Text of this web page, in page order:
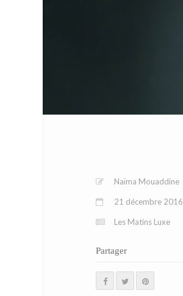
Naïma Mouaddine
21 décembre 2016
Les Matins Luxe
Partager